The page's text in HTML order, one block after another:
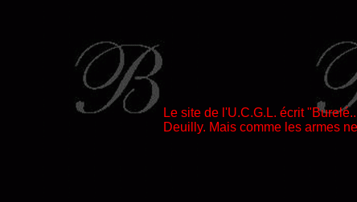
Le site de l'U.C.G.L. écrit
Deuilly. Mais comme les armes